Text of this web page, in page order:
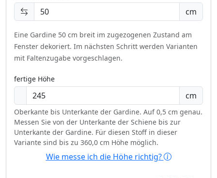
cm
Eine Gardine 50 cm breit im zugezogenen Zustand am
Fenster dekoriert. Im nächsten Schritt werden Varianten
mit Faltenzugabe vorgeschlagen.
fertige Höhe
cm
Oberkante bis Unterkante der Gardine. Auf 0,5 cm genau.
Messen Sie von der Unterkante der Schiene bis zur
Unterkante der Gardine. Für diesen Stoff in dieser
Variante sind bis zu 360,0 cm Höhe möglich.
Wie messe ich die Höhe richtig?